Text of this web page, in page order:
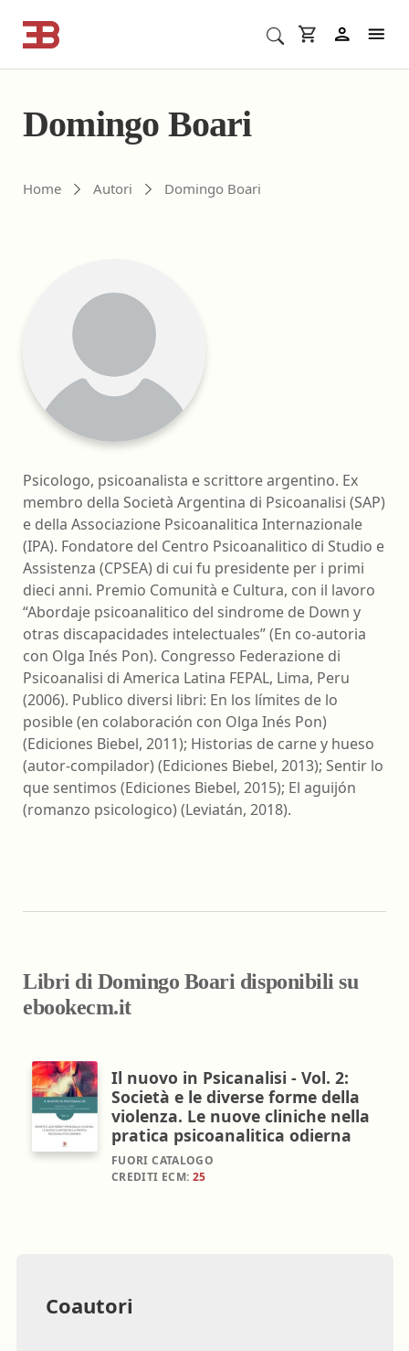
Cerca corsi ECM o altro
Domingo Boari
Home Autori Domingo Boari
Psicologo, psicoanalista e scrittore argentino. Ex
membro della Società Argentina di Psicoanalisi (SAP)
e della Associazione Psicoanalitica Internazionale
(IPA). Fondatore del Centro Psicoanalitico di Studio e
Assistenza (CPSEA) di cui fu presidente per i primi
dieci anni. Premio Comunità e Cultura, con il lavoro
“Abordaje psicoanalitico del sindrome de Down y
otras discapacidades intelectuales” (En co-autoria
con Olga Inés Pon). Congresso Federazione di
Psicoanalisi di America Latina FEPAL, Lima, Peru
(2006). Publico diversi libri: En los límites de lo
posible (en colaboración con Olga Inés Pon)
(Ediciones Biebel, 2011); Historias de carne y hueso
(autor-compilador) (Ediciones Biebel, 2013); Sentir lo
que sentimos (Ediciones Biebel, 2015); El aguijón
(romanzo psicologico) (Leviatán, 2018).
Libri di Domingo Boari disponibili su
ebookecm.it
Il nuovo in Psicanalisi - Vol. 2:
Società e le diverse forme della
violenza. Le nuove cliniche nella
pratica psicoanalitica odierna
FUORI CATALOGO
CREDITI ECM: 25
Coautori